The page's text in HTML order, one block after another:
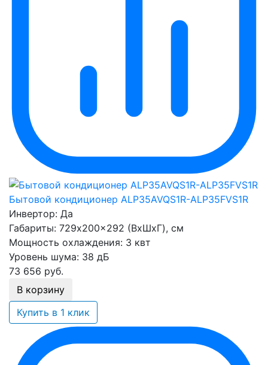
Бытовой кондиционер ALP35AVQS1R-ALP35FVS1R
Инвертор: Да
Габариты: 729x200x292 (ВхШхГ), см
Мощность охлаждения: 3 квт
Уровень шума: 38 дБ
73 656 руб.
В корзину
Купить в 1 клик